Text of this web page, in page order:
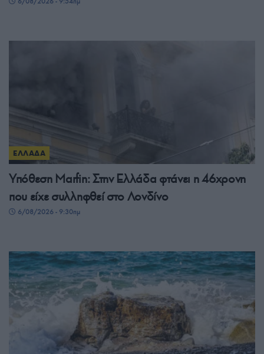
ΕΛΛΑΔΑ
Υπόθεση Μarfin: Στην Ελλάδα φτάνει η 46χρονη
που είχε συλληφθεί στο Λονδίνο
6/08/2026 - 9:30πμ